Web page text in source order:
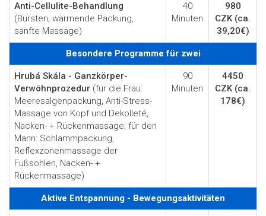
Anti-Cellulite-Behandlung
(Bürsten, wärmende Packung,
sanfte Massage)
40
Minuten
980
CZK (ca.
39,20€)
Besondere Programme für zwei
Hrubá Skála - Ganzkörper-
Verwöhnprozedur (für die Frau:
Meeresalgenpackung, Anti-Stress-
Massage von Kopf und Dekolleté,
Nacken- + Rückenmassage; für den
Mann: Schlammpackung,
Reflexzonenmassage der
Fußsohlen, Nacken- +
Rückenmassage)
90
Minuten
4450
CZK (ca.
178€)
Aktive Entspannung - Bewegungsaktivitäten